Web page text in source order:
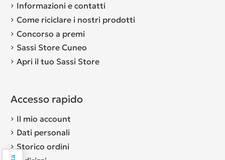
Informazioni e contatti
Come riciclare i nostri prodotti
Concorso a premi
Sassi Store Cuneo
Apri il tuo Sassi Store
Accesso rapido
Il mio account
Dati personali
Storico ordini